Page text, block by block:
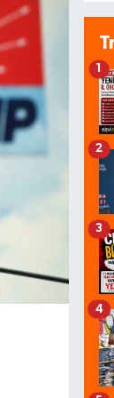
1
2
3
4